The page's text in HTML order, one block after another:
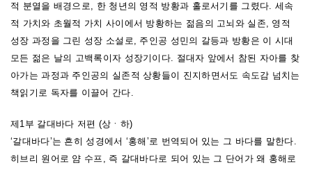
적 분열을 배경으로, 한 청년의 영적 방황과 홀로서기를 그렸다. 세속
적 가치와 초월적 가치 사이에서 방황하는 젊음의 고뇌와 실존, 영적
성장 과정을 그린 성장 소설로, 주인공 성민의 갈등과 방황은 이 시대
모든 젊은 날의 고백록이자 성장기이다. 절대자 앞에서 참된 자아를 찾
아가는 과정과 주인공의 실존적 상황들이 진지하면서도 속도감 넘치는
책읽기로 독자를 이끌어 간다.
제1부 갈대바다 저편 (상ㆍ하)
‘갈대바다’는 흔히 성경에서 ‘홍해’로 번역되어 있는 그 바다를 말한다.
히브리 원어로 얌 수프, 즉 갈대바다로 되어 있는 그 단어가 왜 홍해로